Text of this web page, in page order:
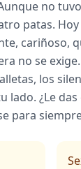
no
patas.
cariñoso,
no se
los
lado. ¿Le
para